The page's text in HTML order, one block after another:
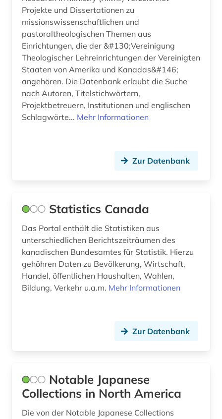
Projekte und Dissertationen zu
missionswissenschaftlichen und
pastoraltheologischen Themen aus
Einrichtungen, die der &#130;Vereinigung
Theologischer Lehreinrichtungen der Vereinigten
Staaten von Amerika und Kanadas&#146;
angehören. Die Datenbank erlaubt die Suche
nach Autoren, Titelstichwörtern,
Projektbetreuern, Institutionen und englischen
Schlagwörte... Mehr Informationen
Zur Datenbank
Statistics Canada
Das Portal enthält die Statistiken aus
unterschiedlichen Berichtszeiträumen des
kanadischen Bundesamtes für Statistik. Hierzu
gehöhren Daten zu Bevölkerung, Wirtschaft,
Handel, öffentlichen Haushalten, Wahlen,
Bildung, Verkehr u.a.m. Mehr Informationen
Zur Datenbank
Notable Japanese
Collections in North America
Die von der Notable Japanese Collections